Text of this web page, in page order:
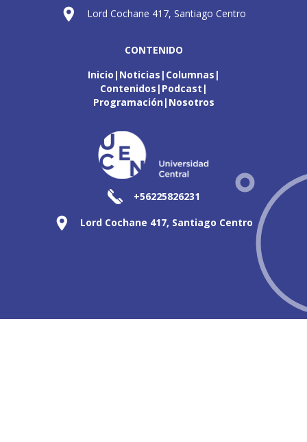
Lord Cochane 417, Santiago Centro
CONTENIDO
Inicio Noticias Columnas
Contenidos Podcast
Programación Nosotros
+56225826231
Lord Cochane 417, Santiago Centro